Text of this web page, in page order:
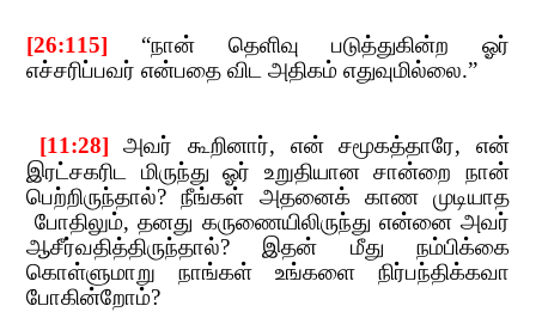
[26:115] “நான் தெளிவு படுத்துகின்ற ஓர்
எச்சரிப்பவர் என்பதை விட அதிகம் எதுவுமில்லை.”
[11:28] ​​அவர் கூறினார்,​​ என் சமூகத்தாரே,​​ என்
இரட்சகரிட மிருந்து ஓர் உறுதியான சான்றை நான்
பெற்றிருந்தால்?​​நீங்கள் அதனைக் காண முடியாத​​
போதிலும்,​​தனது கருணையிலிருந்து என்னை அவர்
ஆசீர்வதித்திருந்தால்?​​ இதன் மீது நம்பிக்கை
கொள்ளுமாறு நாங்கள் உங்களை நிர்பந்திக்கவா
போகின்றோம்?